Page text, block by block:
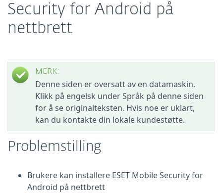
Security for Android på
nettbrett
MERK:
Denne siden er oversatt av en datamaskin.
Klikk på engelsk under Språk på denne siden
for å se originalteksten. Hvis noe er uklart,
kan du kontakte din lokale kundestøtte.
Problemstilling
Brukere kan installere ESET Mobile Security for
Android på nettbrett